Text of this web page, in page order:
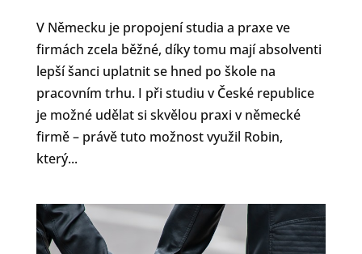
V Německu je propojení studia a praxe ve
firmách zcela běžné, díky tomu mají absolventi
lepší šanci uplatnit se hned po škole na
pracovním trhu. I při studiu v České republice
je možné udělat si skvělou praxi v německé
firmě – právě tuto možnost využil Robin,
který...